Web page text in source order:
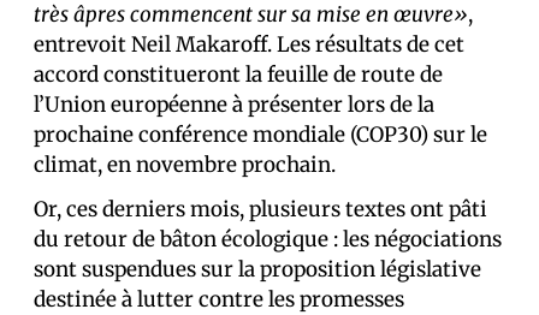
très âpres commencent sur sa mise en œuvre»,
entrevoit Neil Makaroff. Les résultats de cet
accord constitueront la feuille de route de
l’Union européenne à présenter lors de la
prochaine conférence mondiale (COP30) sur le
climat, en novembre prochain.
Or, ces derniers mois, plusieurs textes ont pâti
du retour de bâton écologique : les négociations
sont suspendues sur la proposition législative
destinée à lutter contre les promesses